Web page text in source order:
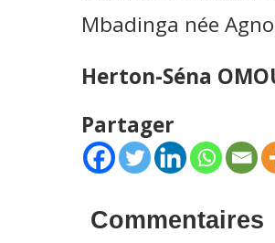
Mbadinga née
Herton-Séna
Partager
Commentaires